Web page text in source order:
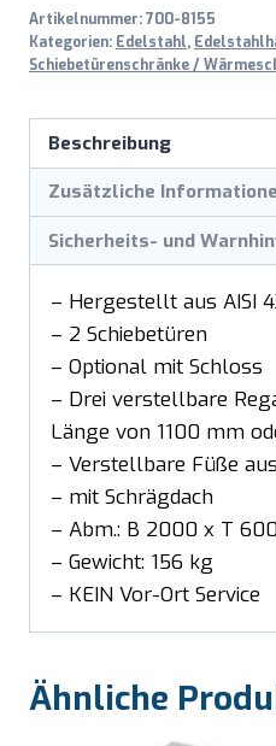
Artikelnummer:700-8155
Kategorien: Edelstahl,
Schiebetürenschränke /
Beschreibung
Zusätzliche
Sicherheits- und
– Hergestellt aus AISI
– 2 Schiebetüren
– Optional mit Schloss
– Drei verstellbare
Länge von 1100 mm
– Verstellbare Füße
– mit Schrägdach
– Abm.: B 2000 x T
– Gewicht: 156 kg
– KEIN Vor-Ort Service
Ähnliche